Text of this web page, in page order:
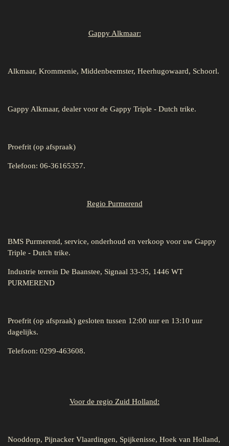
Gappy Alkmaar:
Alkmaar, Krommenie, Middenbeemster, Heerhugowaard, Schoorl.
Gappy Alkmaar, dealer voor de Gappy Triple - Dutch trike.
Proefrit (op afspraak)
Telefoon: 06-36165357.
Regio Purmerend
BMS Purmerend, service, onderhoud en verkoop voor uw Gappy
Triple - Dutch trike.
Industrie terrein De Baanstee, Signaal 33-35, 1446 WT
PURMEREND
Proefrit (op afspraak) gesloten tussen 12:00 uur en 13:10 uur
dagelijks.
Telefoon: 0299-463608.
Voor de regio Zuid Holland:
Nooddorp, Pijnacker Vlaardingen, Spijkenisse, Hoek van Holland,